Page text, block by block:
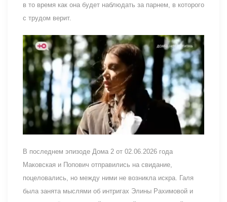
в то время как она будет наблюдать за парнем, в которого
с трудом верит.
В последнем эпизоде Дома 2 от 02.06.2026 года
Маковская и Попович отправились на свидание,
поцеловались, но между ними не возникла искра. Галя
была занята мыслями об интригах Элины Рахимовой и